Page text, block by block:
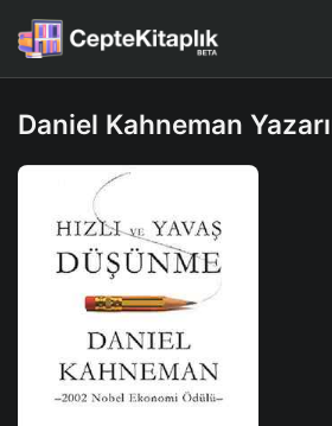
Daniel Kahneman